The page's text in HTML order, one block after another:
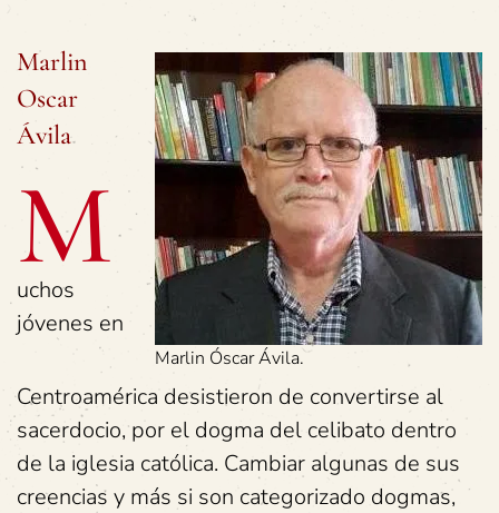
Marlin Óscar Ávila.
Marlin
Oscar
Ávila
M
uchos
jóvenes en
Centroamérica desistieron de convertirse al
sacerdocio, por el dogma del celibato dentro
de la iglesia católica. Cambiar algunas de sus
creencias y más si son categorizado dogmas,